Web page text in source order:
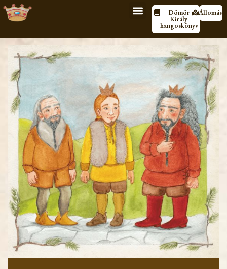
Dömör
Király
hangoskönyv